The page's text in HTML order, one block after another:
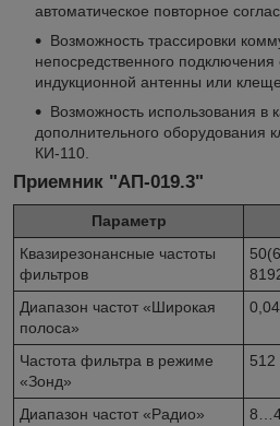
автоматическое повторное
Возможность трассировки
непосредственного
индукционной антенны или
Возможность использования в
дополнительного оборудования
КИ-110.
Приемник "АП-019.3"
Параметр
Квазирезонансные частоты
фильтров
Диапазон частот «Широкая
полоса»
Частота фильтра в режиме
«Зонд»
512
Диапазон частот «Радио»